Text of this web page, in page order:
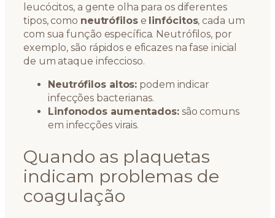
leucócitos, a gente olha para os diferentes
tipos, como neutrófilose linfócitos, cada um
com sua função específica. Neutrófilos, por
exemplo, são rápidos e eficazes na fase inicial
de um ataque infeccioso.
Neutrófilos altos: podem indicar
infecções bacterianas.
Linfonodos aumentados:são comuns
em infecções virais.
Quando as plaquetas
indicam problemas de
coagulação